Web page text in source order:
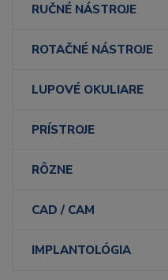
RUČNÉ NÁSTROJE
ROTAČNÉ NÁSTROJE
LUPOVÉ OKULIARE
PRÍSTROJE
RÔZNE
CAD / CAM
IMPLANTOLÓGIA